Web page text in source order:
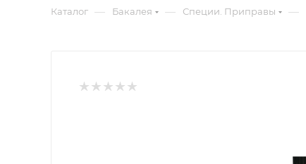
Каталог — Бакалея — Специи. Приправы —